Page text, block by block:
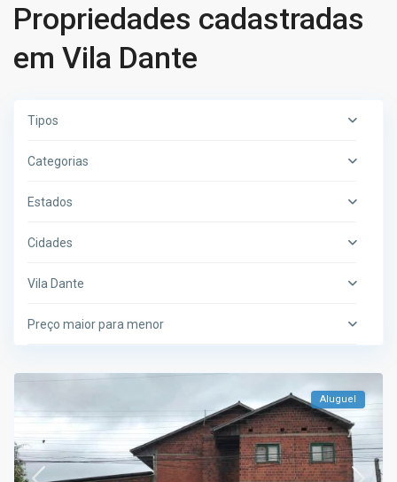
Propriedades cadastradas
em Vila Dante
Tipos
Categorias
Estados
Cidades
Vila Dante
Preço maior para menor
Aluguel